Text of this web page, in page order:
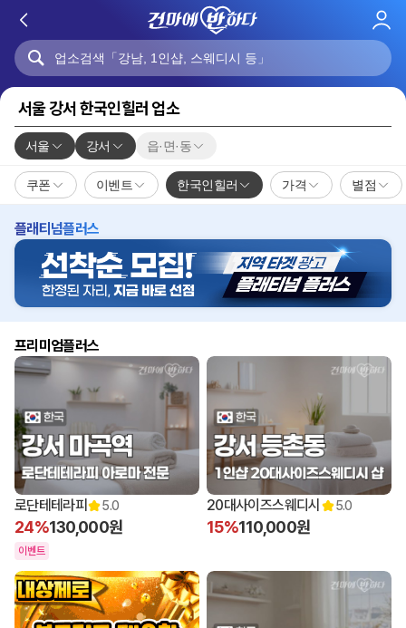
로
서울 강서 한국인힐러 업소
서울 강서 읍·면·동
쿠폰 이벤트 한국인힐러 가격 별점
플래티넘플러스
프리미엄플러스
로단테테라피 5.0
24%130,000원
이벤트
20대사이즈스웨디시 5.0
15%110,000원